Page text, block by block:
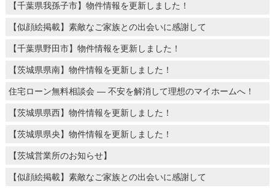
【千葉県我孫子市】物件情報を更新しました！
【似顔絵掲載】素敵なご家族との出会いに感謝して
【千葉県野田市】物件情報を更新しました！
【茨城県県南】物件情報を更新しました！
住宅ローン無料相談会 ― 不安を解消して理想のマイホームへ！
【茨城県県西】物件情報を更新しました！
【茨城県県央】物件情報を更新しました！
【茨城営業所のお知らせ】
【似顔絵掲載】素敵なご家族との出会いに感謝して